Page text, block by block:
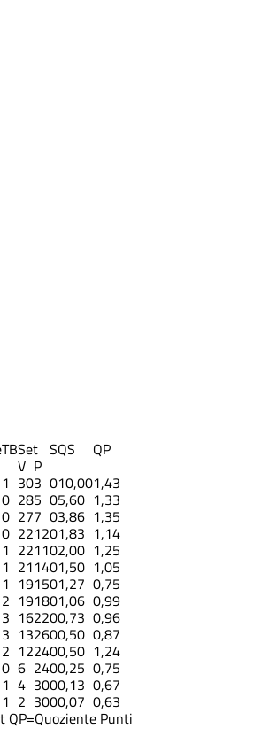
TBSet SQS QP
V P
1 303 010,001,43
0 285 05,60 1,33
0 277 03,86 1,35
0 221201,83 1,14
1 221102,00 1,25
1 211401,50 1,05
1 191501,27 0,75
2 191801,06 0,99
3 162200,73 0,96
3 132600,50 0,87
2 122400,50 1,24
0 6 2400,25 0,75
1 4 3000,13 0,67
1 2 3000,07 0,63
QP=Quoziente Punti